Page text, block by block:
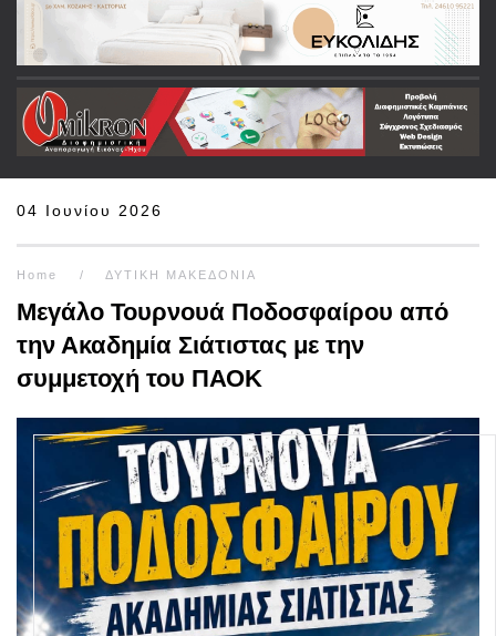
04 Ιουνίου 2026
Home ΔΥΤΙΚΗ ΜΑΚΕΔΟΝΙΑ
Μεγάλο Τουρνουά Ποδοσφαίρου από
την Ακαδημία Σιάτιστας με την
συμμετοχή του ΠΑΟΚ